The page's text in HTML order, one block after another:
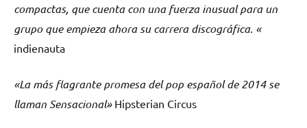
compactas, que cuenta con una fuerza inusual para un
grupo que empieza ahora su carrera discográfica. «
indienauta
«La más flagrante promesa del pop español de 2014 se
llaman Sensacional» Hipsterian Circus